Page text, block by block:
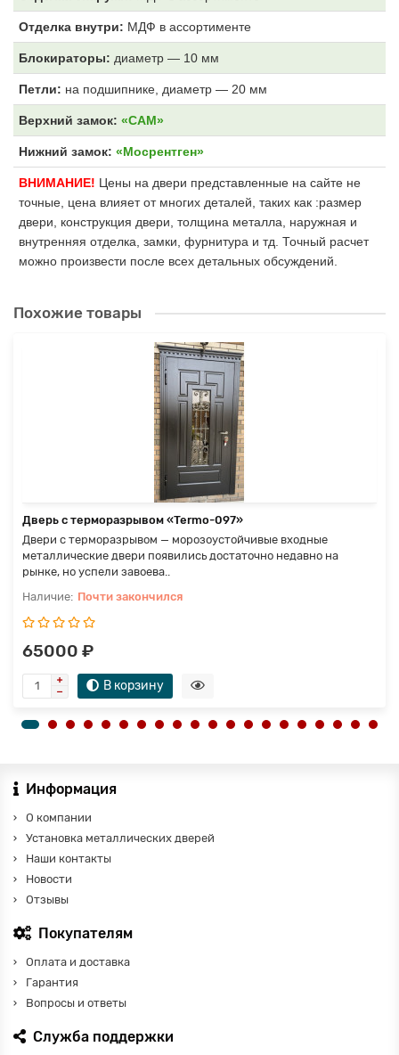
Отделка внутри: МДФ в ассортименте
Блокираторы: диаметр — 10 мм
Петли: на подшипнике, диаметр — 20 мм
Верхний замок: «САМ»
Нижний замок: «Мосрентген»
ВНИМАНИЕ! Цены на двери представленные на сайте не
точные, цена влияет от многих деталей, таких как :размер
двери, конструкция двери, толщина металла, наружная и
внутренняя отделка, замки, фурнитура и тд. Точный расчет
можно произвести после всех детальных обсуждений.
Похожие товары
Дверь с терморазрывом «Termo-097»
Двери с терморазрывом — морозоустойчивые входные
металлические двери появились достаточно недавно на
рынке, но успели завоева..
Почти закончился
65000 ₽
В корзину
Информация
О компании
Установка металлических дверей
Наши контакты
Новости
Отзывы
Покупателям
Оплата и доставка
Гарантия
Вопросы и ответы
Служба поддержки